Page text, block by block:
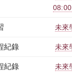
未來
紀錄 未來
紀錄 未來